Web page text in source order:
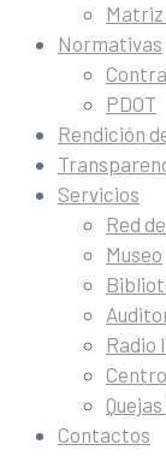
Normativas
PDOT
Rendición
Servicios
Red
Museo
Radio
Contactos